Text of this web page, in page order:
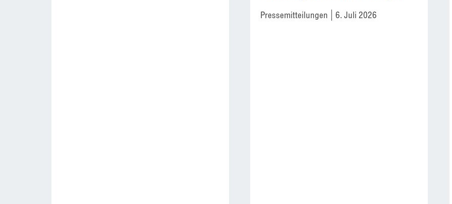
Pressemitteilungen 6. Juli 2026